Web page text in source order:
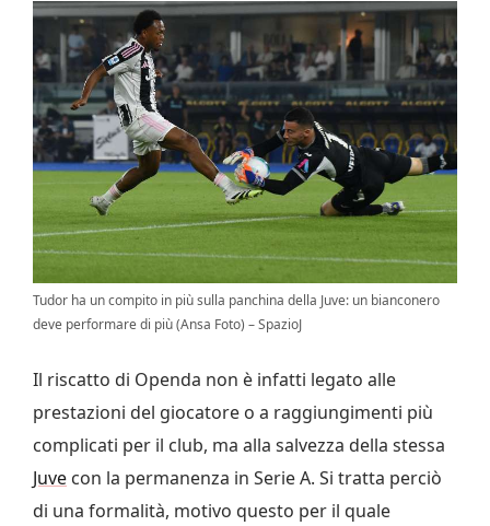
Tudor ha un compito in più sulla panchina della Juve: un bianconero
deve performare di più (Ansa Foto) – SpazioJ
Il riscatto di Openda non è infatti legato alle
prestazioni del giocatore o a raggiungimenti più
complicati per il club, ma alla salvezza della stessa
Juve con la permanenza in Serie A. Si tratta perciò
di una formalità, motivo questo per il quale